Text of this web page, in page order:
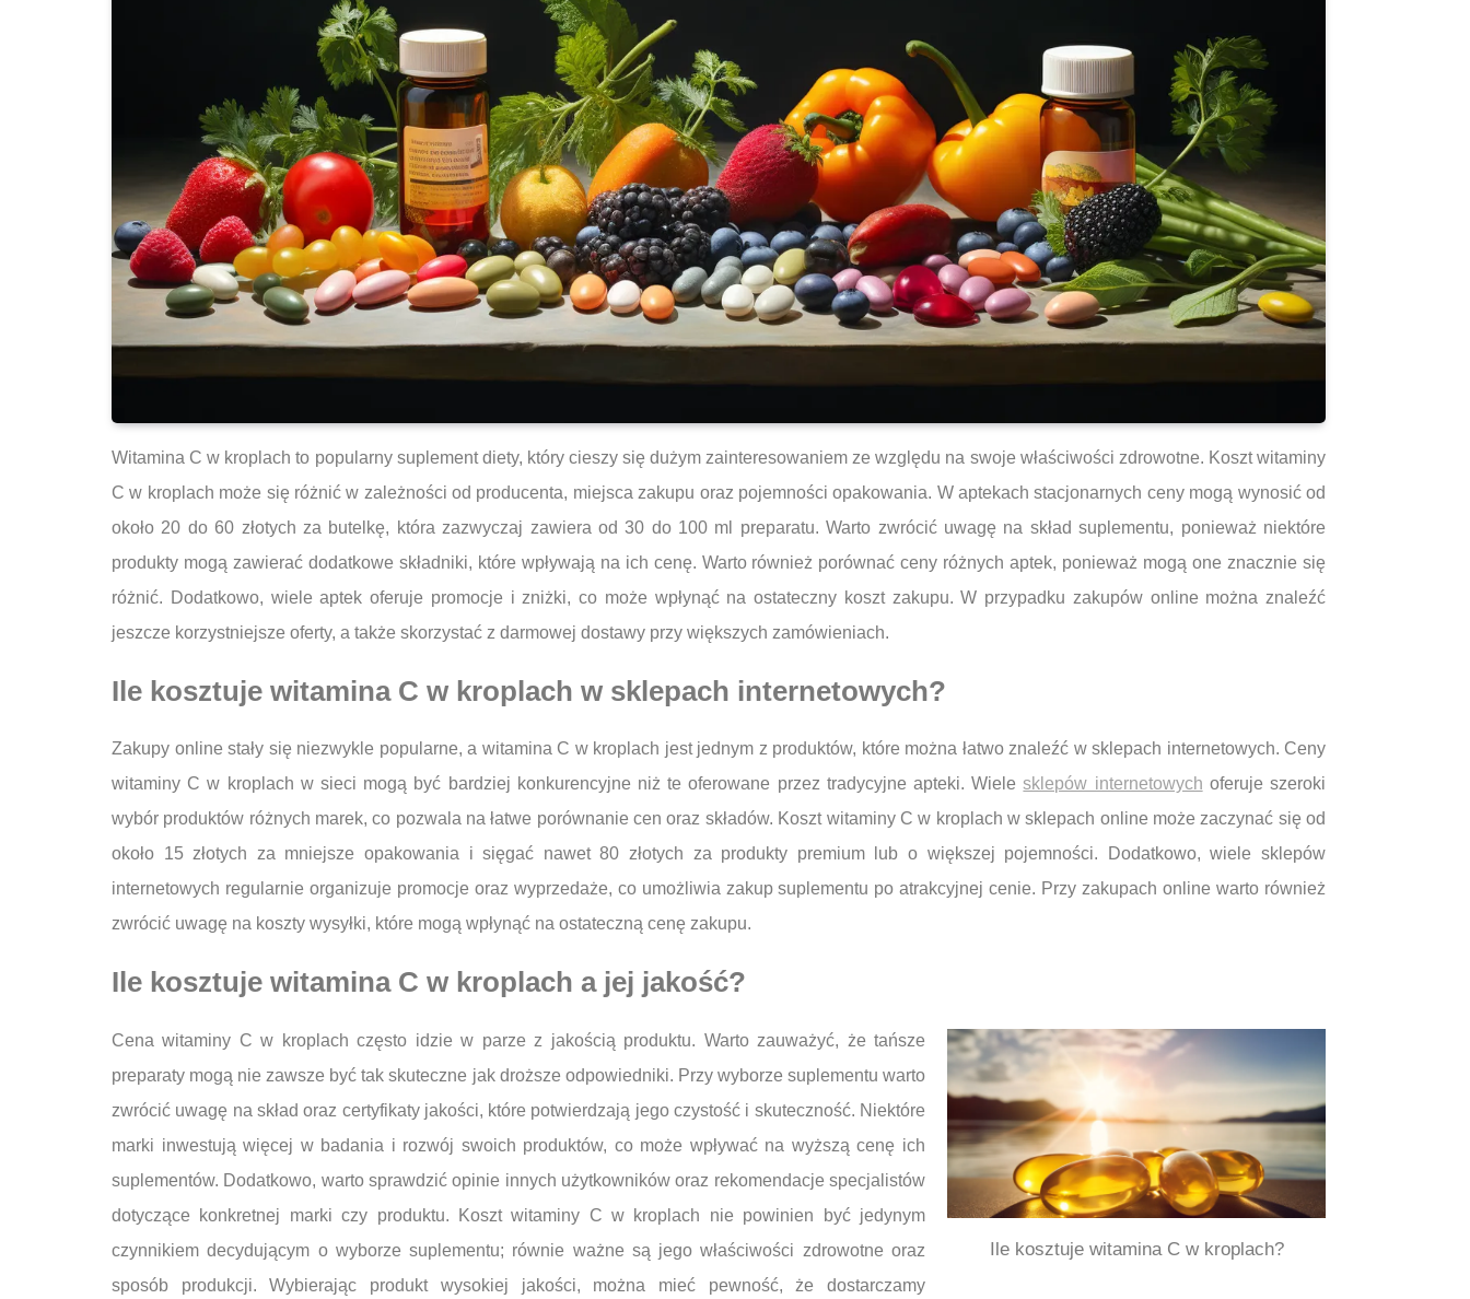
Witamina C w kroplach to popularny suplement diety, który cieszy się dużym zainteresowaniem ze względu na swoje właściwości zdrowotne. Koszt witaminy
C w kroplach może się różnić w zależności od producenta, miejsca zakupu oraz pojemności opakowania. W aptekach stacjonarnych ceny mogą wynosić od
około 20 do 60 złotych za butelkę, która zazwyczaj zawiera od 30 do 100 ml preparatu. Warto zwrócić uwagę na skład suplementu, ponieważ niektóre
produkty mogą zawierać dodatkowe składniki, które wpływają na ich cenę. Warto również porównać ceny różnych aptek, ponieważ mogą one znacznie się
różnić. Dodatkowo, wiele aptek oferuje promocje i zniżki, co może wpłynąć na ostateczny koszt zakupu. W przypadku zakupów online można znaleźć
jeszcze korzystniejsze oferty, a także skorzystać z darmowej dostawy przy większych zamówieniach.
Ile kosztuje witamina C w kroplach w sklepach internetowych?
Zakupy online stały się niezwykle popularne, a witamina C w kroplach jest jednym z produktów, które można łatwo znaleźć w sklepach internetowych. Ceny
witaminy C w kroplach w sieci mogą być bardziej konkurencyjne niż te oferowane przez tradycyjne apteki. Wielesklepów internetowych oferuje szeroki
wybór produktów różnych marek, co pozwala na łatwe porównanie cen oraz składów. Koszt witaminy C w kroplach w sklepach online może zaczynać się od
około 15 złotych za mniejsze opakowania i sięgać nawet 80 złotych za produkty premium lub o większej pojemności. Dodatkowo, wiele sklepów
internetowych regularnie organizuje promocje oraz wyprzedaże, co umożliwia zakup suplementu po atrakcyjnej cenie. Przy zakupach online warto również
zwrócić uwagę na koszty wysyłki, które mogą wpłynąć na ostateczną cenę zakupu.
Ile kosztuje witamina C w kroplach a jej jakość?
Ile kosztuje witamina C w kroplach?
Cena witaminy C w kroplach często idzie w parze z jakością produktu. Warto zauważyć, że tańsze
preparaty mogą nie zawsze być tak skuteczne jak droższe odpowiedniki. Przy wyborze suplementu warto
zwrócić uwagę na skład oraz certyfikaty jakości, które potwierdzają jego czystość i skuteczność. Niektóre
marki inwestują więcej w badania i rozwój swoich produktów, co może wpływać na wyższą cenę ich
suplementów. Dodatkowo, warto sprawdzić opinie innych użytkowników oraz rekomendacje specjalistów
dotyczące konkretnej marki czy produktu. Koszt witaminy C w kroplach nie powinien być jedynym
czynnikiem decydującym o wyborze suplementu; równie ważne są jego właściwości zdrowotne oraz
sposób produkcji. Wybierając produkt wysokiej jakości, można mieć pewność, że dostarczamy